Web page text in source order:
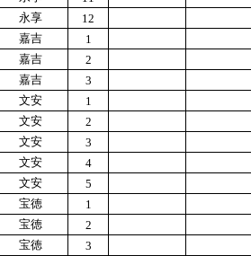
永享
12
嘉吉
1
嘉吉
2
嘉吉
3
文安
1
文安
2
文安
3
文安
4
文安
5
宝徳
1
宝徳
2
宝徳
3